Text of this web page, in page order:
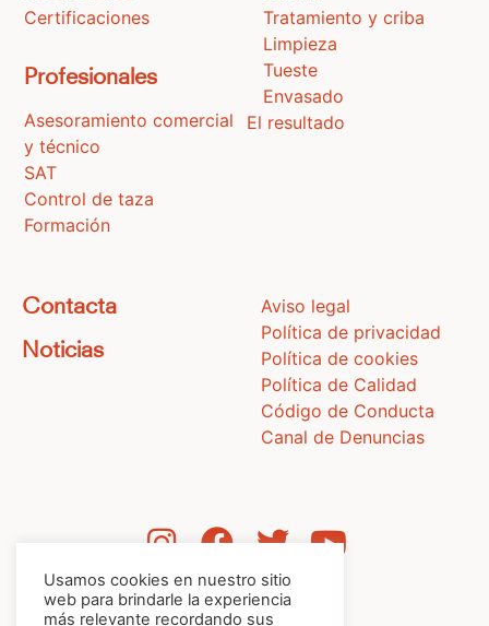
Certificaciones
Profesionales
Asesoramiento comercial
y técnico
SAT
Control de taza
Formación
Tratamiento y criba
Limpieza
Tueste
Envasado
El resultado
Contacta
Noticias
Aviso legal
Política de privacidad
Política de cookies
Política de Calidad
Código de Conducta
Canal de Denuncias
Usamos cookies en nuestro sitio
web para brindarle la experiencia
más relevante recordando sus